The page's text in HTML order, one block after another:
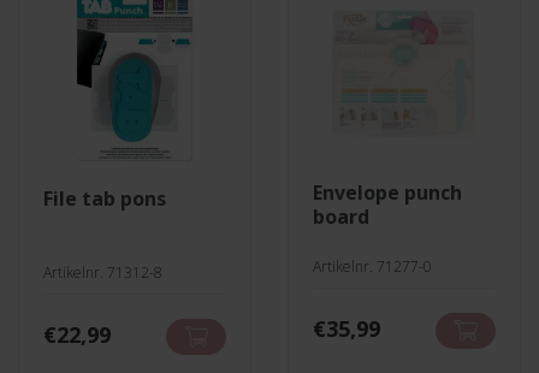
file tab pons
Artikelnr. 71312-8
€22,99
envelope punch
board
Artikelnr. 71277-0
€35,99